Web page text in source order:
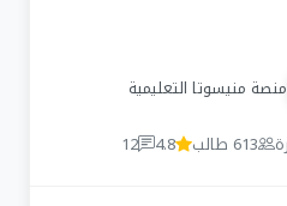
منصة منيسوتا التعليمية
613 طالب 4.8
12